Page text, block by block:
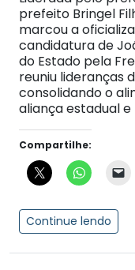
prefeito Bringel
marcou a
candidatura de
do Estado pela
reuniu lideranças
consolidando o
aliança estadual
Compartilhe:
Continue lendo